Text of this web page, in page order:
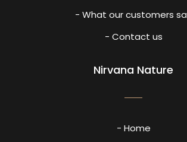
- What our customers
- Contact us
Nirvana Nature
- Home